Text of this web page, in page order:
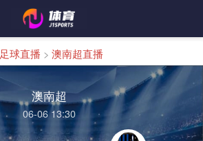
足球直播 > 澳南超直播
澳南超
06-06 13:30